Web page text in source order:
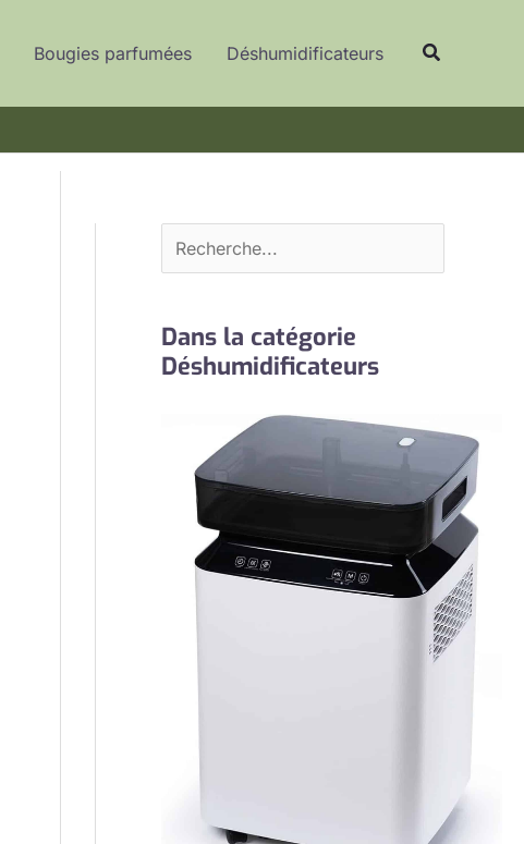
Bougies parfumées Déshumidificateurs
e
e
c
r
Dans la catégorie
Déshumidificateurs